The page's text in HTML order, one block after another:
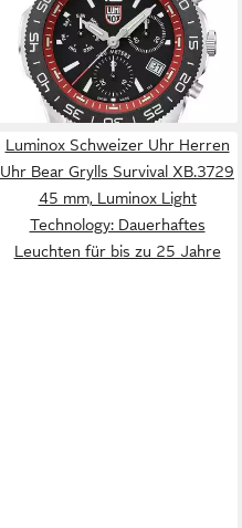
Luminox XS.3155.M
Herrenuhr Pacific Diver
Chronograph 44mm 20ATM
590,00 € 740,00 €
-20%
lieferbar - in 2-3 Werktagen bei dir
Luminox Schweizer Uhr Herren
Uhr Bear Grylls Survival XB.3729
45 mm, Luminox Light
Technology: Dauerhaftes
Leuchten für bis zu 25 Jahre